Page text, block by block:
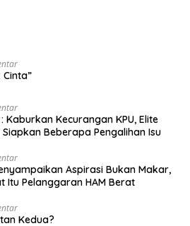
Kaburkan Kecurangan KPU, Elite
Beberapa Pengalihan Isu
Aspirasi Bukan Makar,
Itu Pelanggaran HAM Berat
Kedua?